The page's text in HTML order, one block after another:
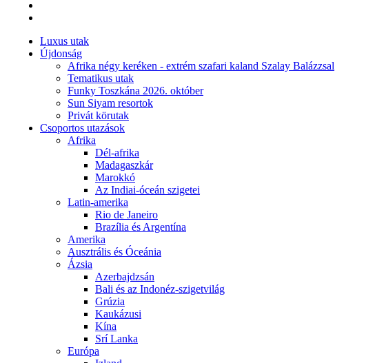
Luxus utak
Újdonság
Afrika négy keréken - extrém szafari kaland Szalay Balázzsal
Tematikus utak
Funky Toszkána 2026. október
Sun Siyam resortok
Privát körutak
Csoportos utazások
Afrika
Dél-afrika
Madagaszkár
Marokkó
Az Indiai-óceán szigetei
Latin-amerika
Rio de Janeiro
Brazília és Argentína
Amerika
Ausztrális és Óceánia
Ázsia
Azerbajdzsán
Bali és az Indonéz-szigetvilág
Grúzia
Kaukázusi
Kína
Srí Lanka
Európa